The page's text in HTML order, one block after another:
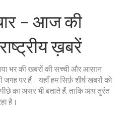
– आज की
ख़बरें
भर की खबरों की सच्ची और आसान
पर हैं। यहाँ हम सिर्फ़ शीर्ष खबरों को
का असर भी बताते हैं, ताकि आप तुरंत
है।